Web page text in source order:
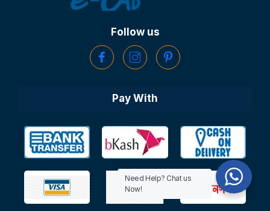
Follow us
Pay With
Need Help? Chat us
Now!